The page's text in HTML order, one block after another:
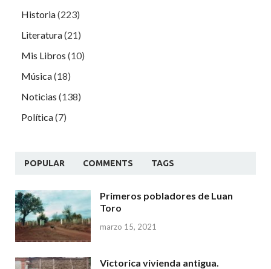
Historia(223)
Literatura(21)
Mis Libros (10)
Música(18)
Noticias (138)
Política(7)
POPULAR COMMENTS TAGS
Primeros pobladores de Luan
Toro
marzo 15, 2021
Victorica vivienda antigua.